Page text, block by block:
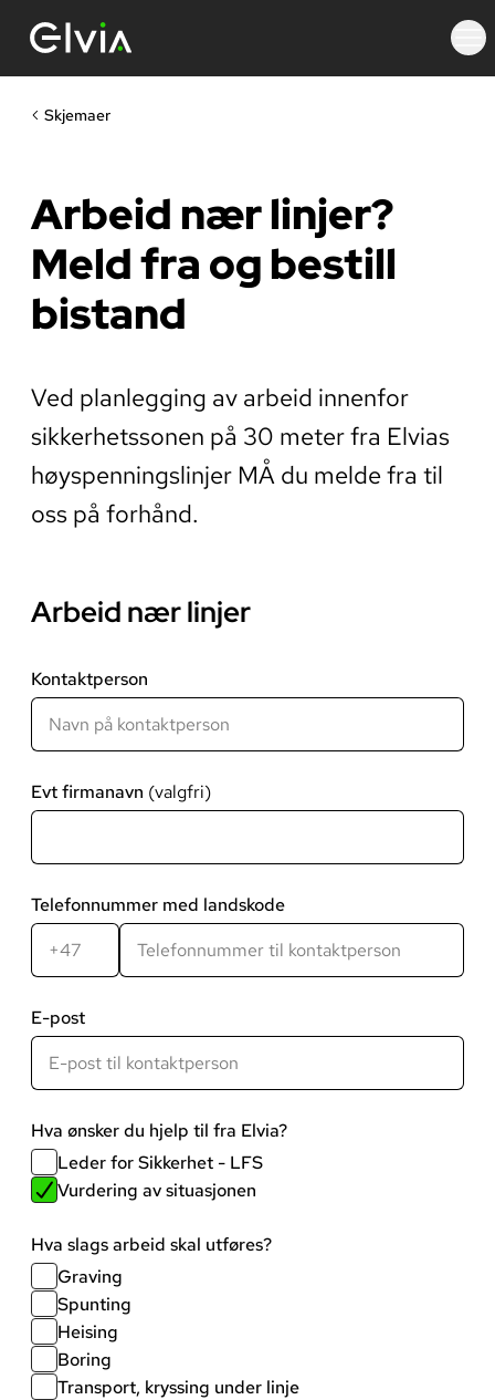
Skjemaer
Arbeid nær linjer?
Meld fra og bestill
bistand
Ved planlegging av arbeid innenfor
sikkerhetssonen på 30 meter fra Elvias
høyspenningslinjer MÅ du melde fra til
oss på forhånd.
Arbeid nær linjer
Kontaktperson
Evt firmanavn
Telefonnummer med landskode
LandskodeTelefonnummer
E-post
Hva ønsker du hjelp til fra Elvia?
Leder for Sikkerhet - LFS
Vurdering av situasjonen
Hva slags arbeid skal utføres?
Graving
Spunting
Heising
Boring
Transport, kryssing under linje